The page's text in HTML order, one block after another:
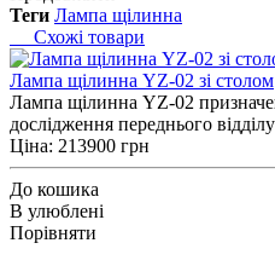
Теги Лампа щілинна
Схожі товари
Лампа щілинна YZ-02 зі столом
Лампа щілинна YZ-02
дослідження переднього
Ціна: 213900 грн
До кошика
В улюблені
Порівняти